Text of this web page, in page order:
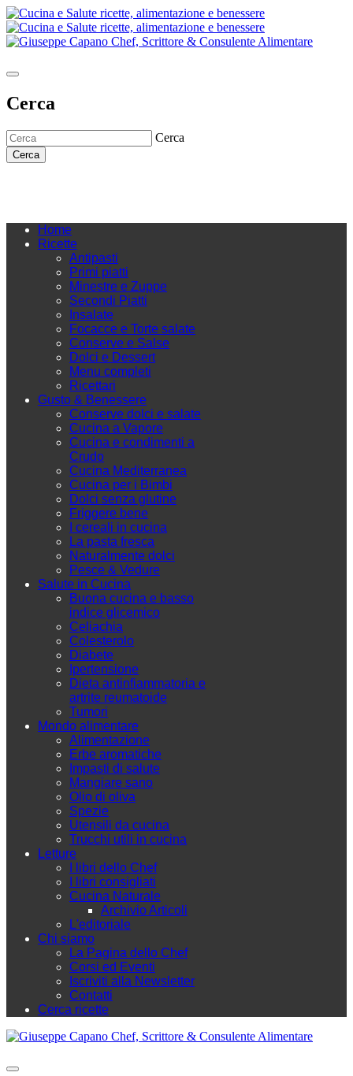
Cerca
Cerca
Cerca
Home
Ricette
Antipasti
Primi piatti
Minestre e Zuppe
Secondi Piatti
Insalate
Focacce e Torte salate
Conserve e Salse
Dolci e Dessert
Menu completi
Ricettari
Gusto & Benessere
Conserve dolci e salate
Cucina a Vapore
Cucina e condimenti a
Crudo
Cucina Mediterranea
Cucina per i Bimbi
Dolci senza glutine
Friggere bene
I cereali in cucina
La pasta fresca
Naturalmente dolci
Pesce & Vedure
Salute in Cucina
Buona cucina e basso
indice glicemico
Celiachia
Colesterolo
Diabete
Ipertensione
Dieta antinfiammatoria e
artrite reumatoide
Tumori
Mondo alimentare
Alimentazione
Erbe aromatiche
Impasti di salute
Mangiare sano
Olio di oliva
Spezie
Utensili da cucina
Trucchi utili in cucina
Letture
I libri dello Chef
I libri consigliati
Cucina Naturale
Archivio Articoli
L'editoriale
Chi siamo
La Pagina dello Chef
Corsi ed Eventi
Iscriviti alla Newsletter
Contatti
Cerca ricette